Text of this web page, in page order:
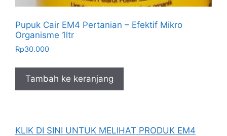
Pupuk Cair EM4 Pertanian – Efektif Mikro
Organisme 1ltr
Rp30.000
Tambah ke keranjang
KLIK DI SINI UNTUK MELIHAT PRODUK EM4